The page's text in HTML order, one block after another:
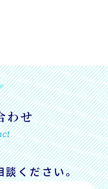
わせ
談ください。